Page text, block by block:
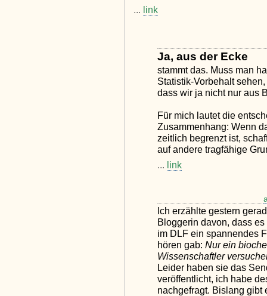
... link
Ja, aus der Ecke
stammt das. Muss man
Statistik-Vorbehalt
dass wir ja nicht nur aus
Für mich lautet die
Zusammenhang: Wenn
zeitlich begrenzt ist,
auf andere tragfähige
... link
Ich erzählte gestern
Bloggerin davon, dass
im DLF ein spannendes
hören gab: Nur ein
Wissenschaftler
Leider haben sie das
veröffentlicht, ich habe
nachgefragt. Bislang gibt